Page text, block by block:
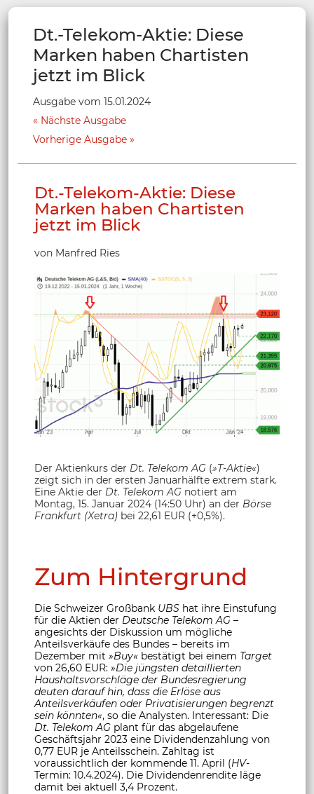
Dt.-Telekom-Aktie: Diese
Marken haben Chartisten
jetzt im Blick
Ausgabe vom 15.01.2024
Nächste Ausgabe
Vorherige Ausgabe
Dt.-Telekom-Aktie: Diese
Marken haben Chartisten
jetzt im Blick
von Manfred Ries
Der Aktienkurs der Dt. Telekom AG (»T-Aktie«)
zeigt sich in der ersten Januarhälfte extrem stark.
Eine Aktie der Dt. Telekom AG notiert am
Montag, 15. Januar 2024 (14:50 Uhr) an der Börse
Frankfurt (Xetra) bei 22,61 EUR (+0,5%).
Zum Hintergrund
Die Schweizer Großbank UBS hat ihre Einstufung
für die Aktien der Deutsche Telekom AG –
angesichts der Diskussion um mögliche
Anteilsverkäufe des Bundes – bereits im
Dezember mit »Buy« bestätigt bei einem Target
von 26,60 EUR: »Die jüngsten detaillierten
Haushaltsvorschläge der Bundesregierung
deuten darauf hin, dass die Erlöse aus
Anteilsverkäufen oder Privatisierungen begrenzt
sein könnten«, so die Analysten. Interessant: Die
Dt. Telekom AG plant für das abgelaufene
Geschäftsjahr 2023 eine Dividendenzahlung von
0,77 EUR je Anteilsschein. Zahltag ist
voraussichtlich der kommende 11. April (HV-
Termin: 10.4.2024). Die Dividendenrendite läge
damit bei aktuell 3,4 Prozent.